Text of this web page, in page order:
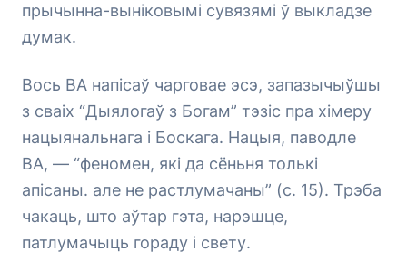
прычынна-выніковымі сувязямі ў выкладзе
думак.
Вось ВА напісаў чарговае эсэ, запазычыўшы
з сваіх “Дыялогаў з Богам” тэзіс пра хімеру
нацыянальнага і Боскага. Нацыя, паводле
ВА, — “феномен, які да сёньня толькі
апісаны. але не растлумачаны” (с. 15). Трэба
чакаць, што аўтар гэта, нарэшце,
патлумачыць гораду і свету.